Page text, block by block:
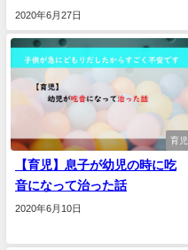
2020年6月27日
育児
【育児】息子が幼児の時に吃
音になって治った話
2020年6月10日